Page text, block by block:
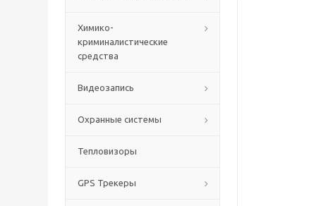
Химико-
криминалистические
средства
Видеозапись
Охранные системы
Тепловизоры
GPS Трекеры